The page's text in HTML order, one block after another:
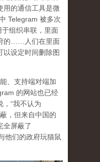
用的通信工具是微
Telegram 被多次
于组织串联，里面
的……人们在里面
以设定时间删除图
、支持端对端加
的网站也已经
“我不认为
，但来自中国的
全屏蔽了
他们的政府玩猫鼠